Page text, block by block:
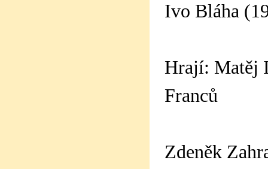
Ivo Bláha
Hrají: Matěj
Franců
Zdeněk